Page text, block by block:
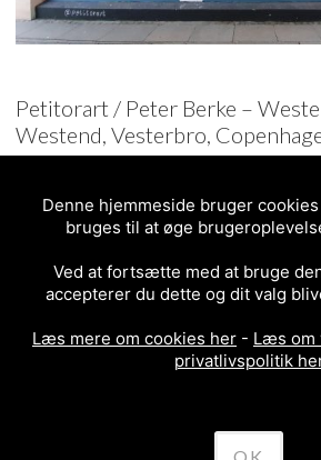
Petitorart / Peter Berke –
Westend, Vesterbro,
Petitorart on Instagram
Denne hjemmeside bruger
bruges til at øge
Ved at fortsætte med at bruge
accepterer du dette og dit valg
Læs mere om cookies her - Læs om
privatlivspolitik